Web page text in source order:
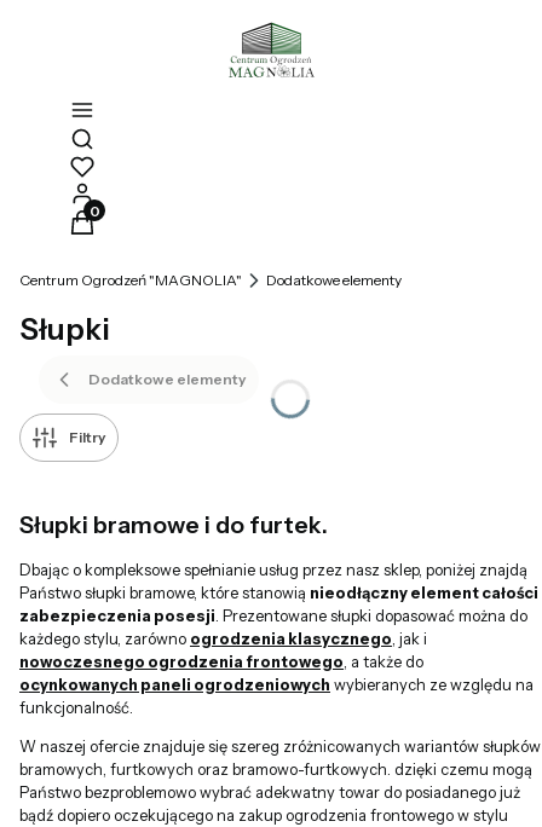
Otwórz wyszukiwarkę
Produkty w koszyku: 0. Zobacz szczegóły
Centrum Ogrodzeń "MAGNOLIA" Dodatkowe elementy
Słupki
Dodatkowe elementy
Filtry
Słupki bramowe i do furtek.
Dbając o kompleksowe spełnianie usług przez nasz sklep, poniżej znajdą
Państwo słupki bramowe, które stanowią nieodłączny element całości
zabezpieczenia posesji . Prezentowane słupki dopasować można do
każdego stylu, zarówno ogrodzenia klasycznego , jak i
nowoczesnego ogrodzenia frontowego , a także do
ocynkowanych paneli ogrodzeniowych wybieranych ze względu na
funkcjonalność.
W naszej ofercie znajduje się szereg zróżnicowanych wariantów słupków
bramowych, furtkowych oraz bramowo-furtkowych. dzięki czemu mogą
Państwo bezproblemowo wybrać adekwatny towar do posiadanego już
bądź dopiero oczekującego na zakup ogrodzenia frontowego w stylu